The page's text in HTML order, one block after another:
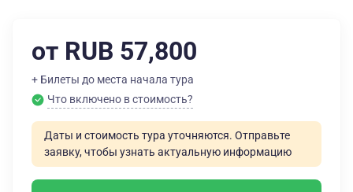
от RUB 57,800
+ Билеты до места начала тура
Что включено в стоимость?
Даты и стоимость тура уточняются. Отправьте
заявку, чтобы узнать актуальную информацию